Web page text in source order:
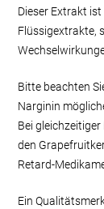
Dieser Extrakt
Flüssigextrakte,
Bitte beachten
Narginin
Bei
den
Retard-
Ein